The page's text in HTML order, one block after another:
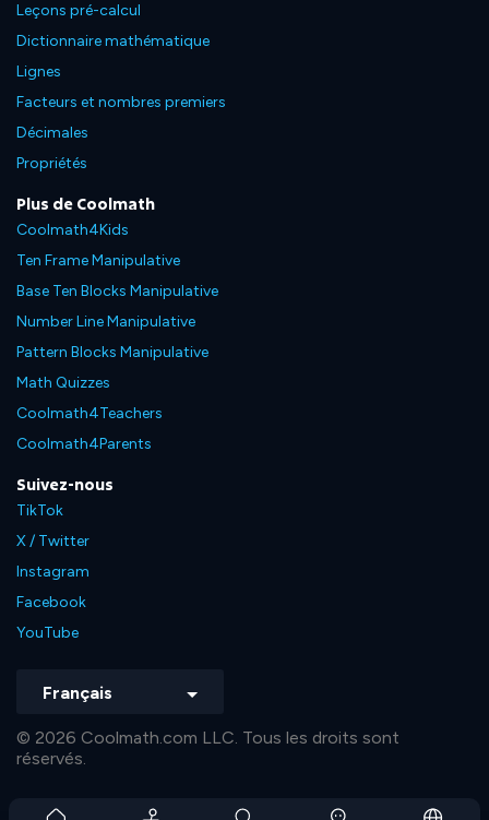
Leçons pré-calcul
Dictionnaire mathématique
Lignes
Facteurs et nombres premiers
Décimales
Propriétés
Plus de Coolmath
Coolmath4Kids
Ten Frame Manipulative
Base Ten Blocks Manipulative
Number Line Manipulative
Pattern Blocks Manipulative
Math Quizzes
Coolmath4Teachers
Coolmath4Parents
Suivez-nous
TikTok
X / Twitter
Instagram
Facebook
YouTube
Français
© 2026 Coolmath.com LLC. Tous les droits sont
réservés.